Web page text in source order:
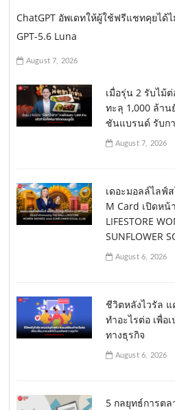
ChatGPT อัพเดทให้ผู้ใช้ฟรีแชทคุยได้
GPT-5.6 Luna
August 7, 2026
เมื่อรุ่น 2 รับไม้
ทะลุ 1,000 ล้าน
ชันแบรนด์ รับก
August 7, 2026
เดอะมอลล์ไลฟ์
M Card เปิดหน้
LIFESTORE
SUNFLOWER
August 6, 2026
ชีวิตหลังไวรัล
ทำอะไรต่อ เพื่อ
ทางธุรกิจ
August 6, 2026
5 กลยุทธ์การต